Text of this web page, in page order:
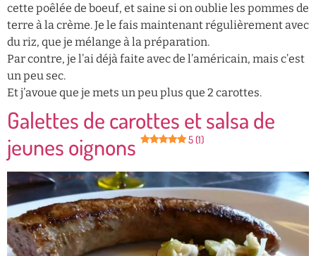
cette poêlée de boeuf, et saine si on oublie les pommes de
terre à la crème. Je le fais maintenant régulièrement avec
du riz, que je mélange à la préparation.
Par contre, je l’ai déjà faite avec de l’américain, mais c’est
un peu sec.
Et j’avoue que je mets un peu plus que 2 carottes.
Galettes de carottes et salsa de
jeunes oignons
5 (1)